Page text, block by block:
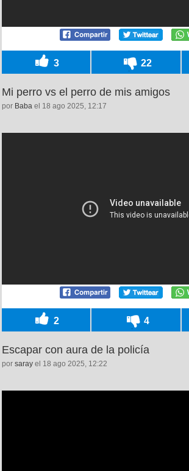
3 22
Mi perro vs el perro de mis amigos
por Baba el 18 ago 2025, 12:17
2 4
Escapar con aura de la policía
por saray el 18 ago 2025, 12:22